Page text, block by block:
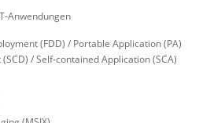
Anwendungen
(FDD) / Portable Application (PA)
/ Self-contained Application (SCA)